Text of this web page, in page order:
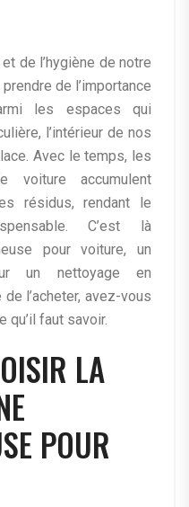
de l’hygiène de notre
de l’importance
les espaces qui
l’intérieur de nos
Avec le temps, les
accumulent
résidus, rendant le
C’est là
pour voiture, un
un nettoyage en
l’acheter, avez-vous
qu’il faut savoir.
LA
POUR